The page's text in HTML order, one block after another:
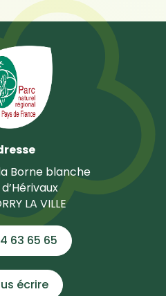
Borne blanche
LA VILLE
63 65 65
écrire